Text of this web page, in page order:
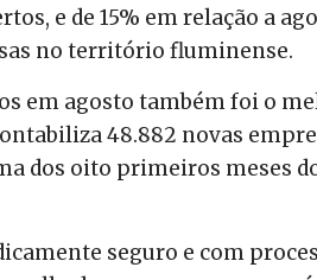
e de 15% em relação a
no território fluminense.
em agosto também foi o
48.882 novas
dos oito primeiros meses
seguro e com